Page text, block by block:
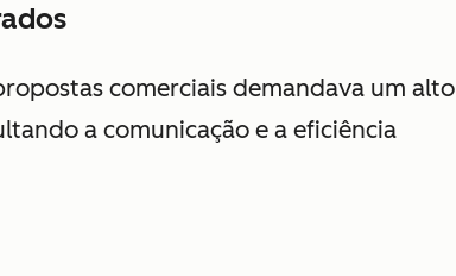
comerciais demandava um alto
a comunicação e a eficiência